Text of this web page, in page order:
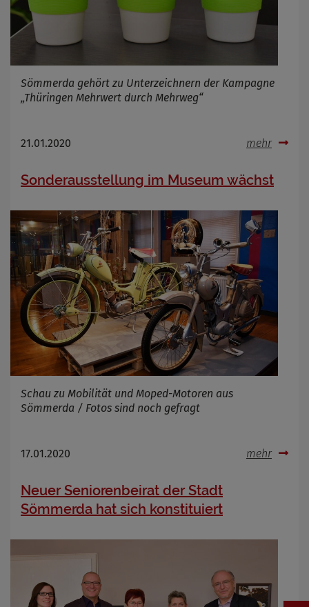
Sömmerda gehört zu Unterzeichnern der Kampagne
„Thüringen Mehrwert durch Mehrweg“
21.01.2020 mehr
Sonderausstellung im Museum wächst
Schau zu Mobilität und Moped-Motoren aus
Sömmerda / Fotos sind noch gefragt
17.01.2020 mehr
Neuer Seniorenbeirat der Stadt
Sömmerda hat sich konstituiert